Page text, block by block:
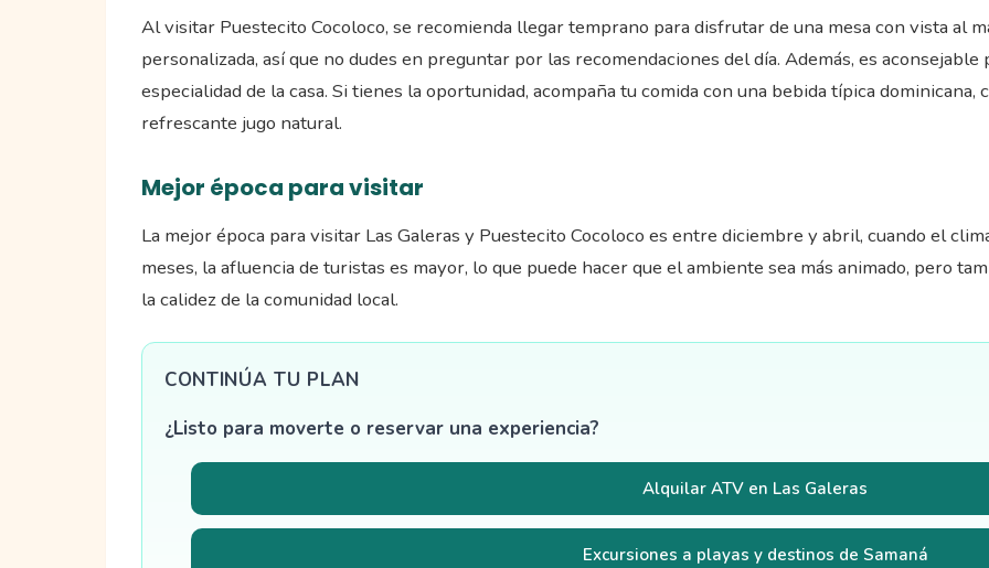
Al visitar Puestecito Cocoloco, se recomienda llegar temprano para disfrutar de una mesa con vista al
personalizada, así que no dudes en preguntar por las recomendaciones del día. Además, es
especialidad de la casa. Si tienes la oportunidad, acompaña tu comida con una bebida típica
refrescante jugo natural.
Mejor época para visitar
La mejor época para visitar Las Galeras y Puestecito Cocoloco es entre diciembre y abril, cuando el
meses, la afluencia de turistas es mayor, lo que puede hacer que el ambiente sea más animado, pero
la calidez de la comunidad local.
CONTINÚA TU PLAN
¿Listo para moverte o reservar una experiencia?
Alquilar ATV en Las Galeras
Excursiones a playas y destinos de Samaná